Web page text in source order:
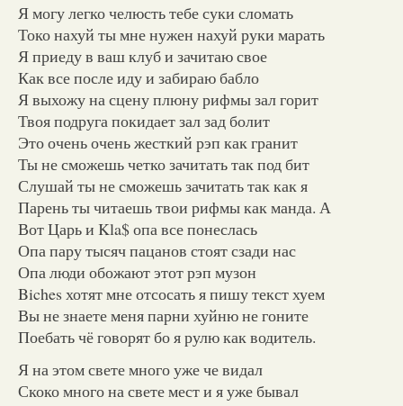
Я могу легко челюсть тебе суки сломать
Токо нахуй ты мне нужен нахуй руки марать
Я приеду в ваш клуб и зачитаю свое
Как все после иду и забираю бабло
Я выхожу на сцену плюну рифмы зал горит
Твоя подруга покидает зал зад болит
Это очень очень жесткий рэп как гранит
Ты не сможешь четко зачитать так под бит
Слушай ты не сможешь зачитать так как я
Парень ты читаешь твои рифмы как манда. А
Вот Царь и Kla$ опа все понеслась
Опа пару тысяч пацанов стоят сзади нас
Опа люди обожают этот рэп музон
Biches хотят мне отсосать я пишу текст хуем
Вы не знаете меня парни хуйню не гоните
Поебать чё говорят бо я рулю как водитель.
Я на этом свете много уже че видал
Скоко много на свете мест и я уже бывал